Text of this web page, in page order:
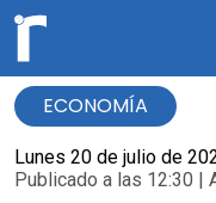
ECONOMÍA
Lunes 20 de julio de
Publicado a las 12:30 |